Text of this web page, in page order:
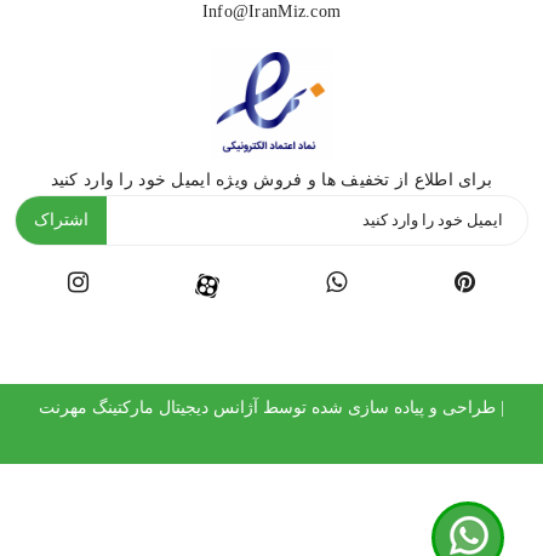
Info@IranMiz.com
برای اطلاع از تخفیف ها و فروش ویژه ایمیل خود را وارد کنید
اشتراک
| طراحی و پیاده سازی شده توسطآژانس دیجیتال مارکتینگ مهرنت